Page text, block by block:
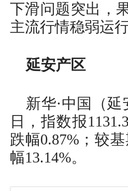
下滑问题突出，
主流行情稳弱运
延安产区
新华·中国（
日，指数报
跌幅0.87%；较
幅13.14%。